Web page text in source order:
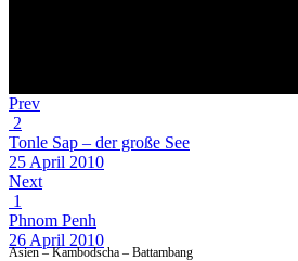
Prev
2
Tonle Sap – der große See
25 April 2010
Next
1
Phnom Penh
26 April 2010
Asien – Kambodscha – Battambang